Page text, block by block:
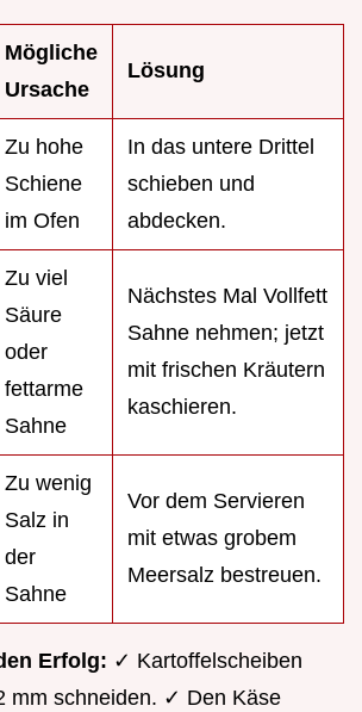
Mögliche
Ursache
Lösung
Zu hohe
Schiene
im Ofen
In das untere Drittel
schieben und
abdecken.
Zu viel
Säure
oder
fettarme
Sahne
Nächstes Mal Vollfett
Sahne nehmen; jetzt
mit frischen Kräutern
kaschieren.
Zu wenig
Salz in
der
Sahne
Vor dem Servieren
mit etwas grobem
Meersalz bestreuen.
Erfolg: ✓ Kartoffelscheiben
mm schneiden. ✓ Den Käse